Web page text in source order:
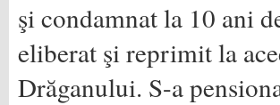
şi condamnat la 10 ani
eliberat şi reprimit la
Drăganului. S-a